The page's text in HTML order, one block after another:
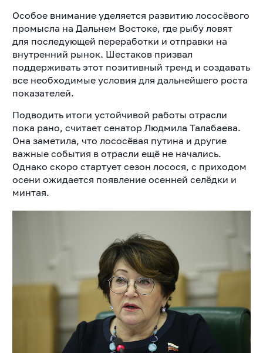
Особое внимание уделяется развитию лососёвого
промысла на Дальнем Востоке, где рыбу ловят
для последующей переработки и отправки на
внутренний рынок. Шестаков призвал
поддерживать этот позитивный тренд и создавать
все необходимые условия для дальнейшего роста
показателей.
Подводить итоги устойчивой работы отрасли
пока рано, считает сенатор Людмила Талабаева.
Она заметила, что лососёвая путина и другие
важные события в отрасли ещё не начались.
Однако скоро стартует сезон лосося, с приходом
осени ожидается появление осенней селёдки и
минтая.